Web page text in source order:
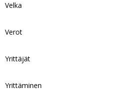
Velka
Verot
Yrittäjät
Yrittäminen